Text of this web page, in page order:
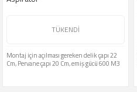
TÜKENDİ
Montaj için açılması gereken delik çapı 22
Cm, Pervane çapı 20 Cm, emiş gücü 600 M3